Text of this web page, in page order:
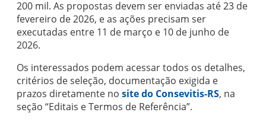
200 mil. As propostas devem ser enviadas até 23 de
fevereiro de 2026, e as ações precisam ser
executadas entre 11 de março e 10 de junho de
2026.
Os interessados podem acessar todos os detalhes,
critérios de seleção, documentação exigida e
prazos diretamente no site do Consevitis-RS, na
seção “Editais e Termos de Referência”.